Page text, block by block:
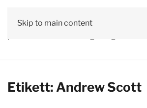
Skip to main content
Vår
Debatt
OmLäs våra
Etikett: Andrew Scott